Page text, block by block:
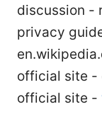
discussion -
privacy
official site -
official site -